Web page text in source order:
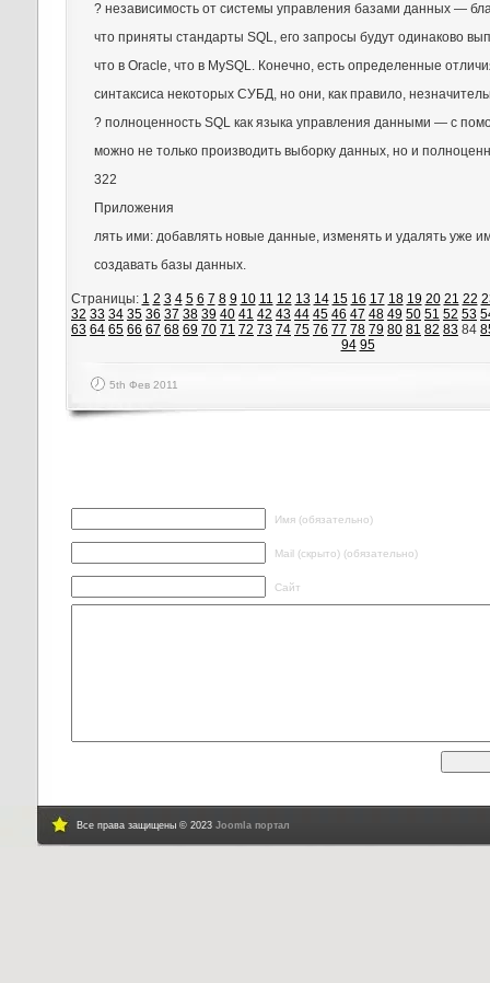
? независимость от системы управления базами данных —
что приняты стандарты SQL, его запросы будут одинаково
что в Oracle, что в MySQL. Конечно, есть определенные
синтаксиса некоторых СУБД, но они, как правило,
? полноценность SQL как языка управления данными — с
можно не только производить выборку данных, но и
322
Приложения
лять ими: добавлять новые данные, изменять и удалять уже
создавать базы данных.
Страницы: 1 2 3 4 5 6 7 8 9 10 11 12 13 14 15 16 17 18 19 20 21 22
32 33 34 35 36 37 38 39 40 41 42 43 44 45 46 47 48 49 50 51 52 53
63 64 65 66 67 68 69 70 71 72 73 74 75 76 77 78 79 80 81 82 83 84
94 95
5th Фев 2011
Имя (обязательно)
Mail (скрыто) (обязательно)
Сайт
Все права защищены © 2023 Joomla портал